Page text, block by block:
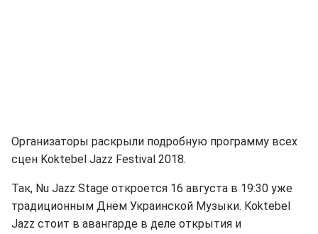
Организаторы раскрыли подробную программу всех
сцен Koktebel Jazz Festival 2018.
Так, Nu Jazz Stage откроется 16 августа в 19:30 уже
традиционным Днем Украинской Музыки. Koktebel
Jazz стоит в авангарде в деле открытия и